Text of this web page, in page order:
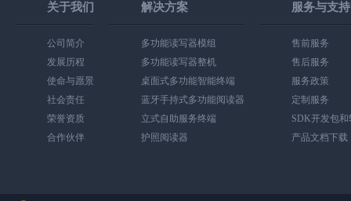
关于我们
公司简介
发展历程
使命与愿景
社会责任
荣誉资质
合作伙伴
解决方案
多功能读写器模组
多功能读写器整机
桌面式多功能智能终端
蓝牙手持式多功能阅读器
立式自助服务终端
护照阅读器
服务与支持
售前服务
售后服务
服务政策
定制服务
SDK开发包
产品文档下载